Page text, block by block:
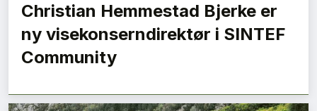
Christian Hemmestad Bjerke er
ny visekonserndirektør i SINTEF
Community